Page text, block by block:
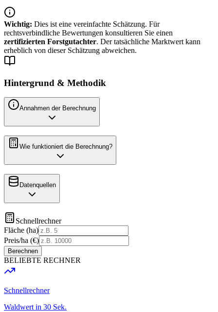
Wichtig: Dies ist eine vereinfachte Schätzung. Für
rechtsverbindliche Bewertungen konsultieren Sie einen
zertifizierten Forstgutachter. Der tatsächliche Marktwert kann
erheblich von dieser Schätzung abweichen.
Hintergrund & Methodik
Annahmen der Berechnung
Wie funktioniert die Berechnung?
Datenquellen
Schnellrechner
Fläche (ha)
Preis/ha (€)
Berechnen
BELIEBTE RECHNER
Schnellrechner
Waldwert in 30 Sek.